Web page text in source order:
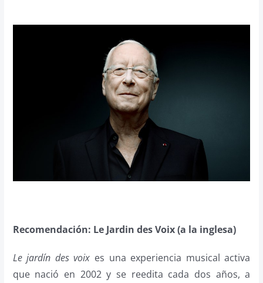
Recomendación: Le Jardin des Voix (a la inglesa)
Le jardín des voix es una experiencia musical activa
que nació en 2002 y se reedita cada dos años, a